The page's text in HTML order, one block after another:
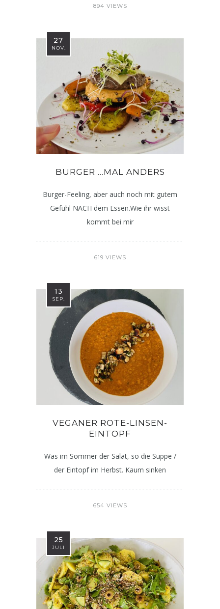
894 VIEWS
27
NOV.
BURGER …MAL ANDERS
Burger-Feeling, aber auch noch mit gutem
Gefühl NACH dem Essen.Wie ihr wisst
kommt bei mir
619 VIEWS
13
SEP.
VEGANER ROTE-LINSEN-
EINTOPF
Was im Sommer der Salat, so die Suppe /
der Eintopf im Herbst. Kaum sinken
654 VIEWS
25
JULI